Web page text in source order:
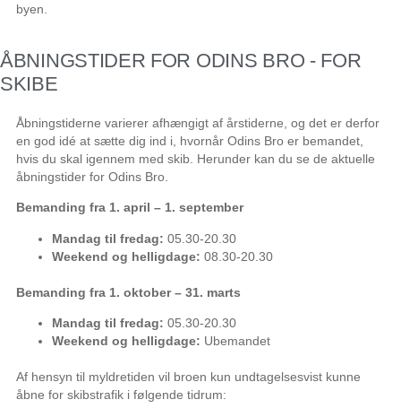
byen.
ÅBNINGSTIDER FOR ODINS BRO - FOR
SKIBE
Åbningstiderne varierer afhængigt af årstiderne, og det er derfor
en god idé at sætte dig ind i, hvornår Odins Bro er bemandet,
hvis du skal igennem med skib. Herunder kan du se de aktuelle
åbningstider for Odins Bro.
Bemanding fra 1. april – 1. september
Mandag til fredag: 05.30-20.30
Weekend og helligdage: 08.30-20.30
Bemanding fra 1. oktober – 31. marts
Mandag til fredag: 05.30-20.30
Weekend og helligdage: Ubemandet
Af hensyn til myldretiden vil broen kun undtagelsesvist kunne
åbne for skibstrafik i følgende tidrum: